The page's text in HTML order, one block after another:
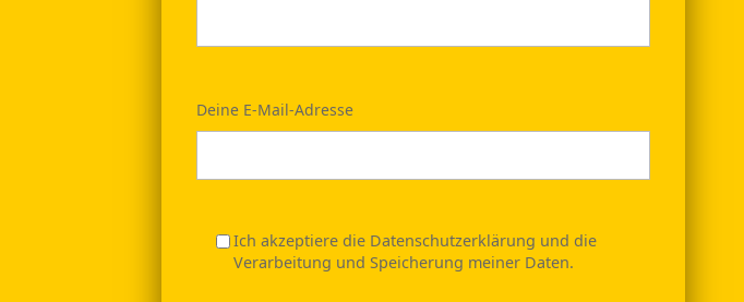
Deine E-Mail-Adresse
Ich akzeptiere die Datenschutzerklärung und die
Verarbeitung und Speicherung meiner Daten.